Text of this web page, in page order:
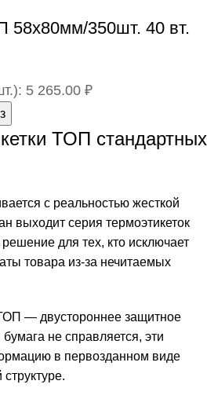
58х80мм/350шт. 40 вт.
5 265.00 ₽
ТОП стандартных
с реальностью жесткой
выходит серия термоэтикеток
для тех, кто исключает
товара из-за нечитаемых
— двустороннее защитное
не справляется, эти
в первозданном виде